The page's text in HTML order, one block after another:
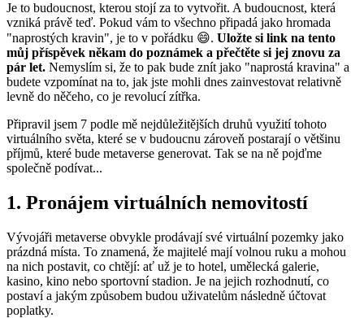
Je to budoucnost, kterou stojí za to vytvořit. A budoucnost, která
vzniká právě teď. Pokud vám to všechno připadá jako hromada
"naprostých kravin", je to v pořádku 😄. Uložte si link na tento
můj příspěvek někam do poznámek a přečtěte si jej znovu za
pár let. Nemyslím si, že to pak bude znít jako "naprostá kravina" a
budete vzpomínat na to, jak jste mohli dnes zainvestovat relativně
levně do něčeho, co je revolucí zítřka.
Připravil jsem 7 podle mě nejdůležitějších druhů využití tohoto
virtuálního světa, které se v budoucnu zároveň postarají o většinu
příjmů, které bude metaverse generovat. Tak se na ně pojďme
společně podívat...
1. Pronájem virtuálních nemovitostí
Vývojáři metaverse obvykle prodávají své virtuální pozemky jako
prázdná místa. To znamená, že majitelé mají volnou ruku a mohou
na nich postavit, co chtějí: ať už je to hotel, umělecká galerie,
kasino, kino nebo sportovní stadion. Je na jejich rozhodnutí, co
postaví a jakým způsobem budou uživatelům následně účtovat
poplatky.